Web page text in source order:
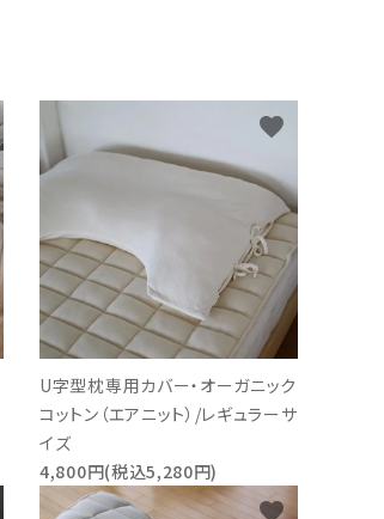
U字型枕専用カバー・オーガニック
コットン（エアニット）/レギュラーサ
イズ
4,800円(税込5,280円)
favorite
favorite